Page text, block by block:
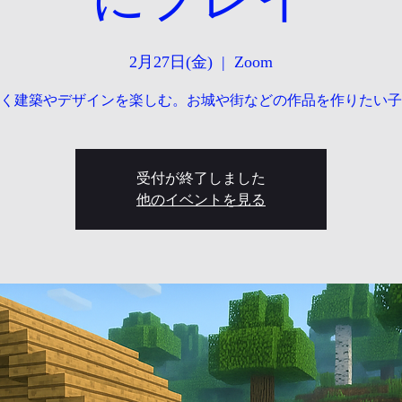
2月27日(金)
  |
Zoom
建築やデザインを楽しむ。お城や街などの作品を作りたい
受付が終了しました
他のイベントを見る